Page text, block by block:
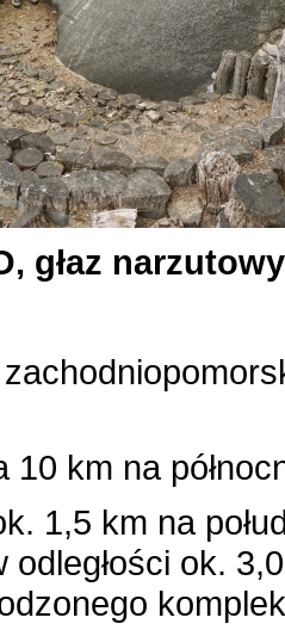
głaz narzutowy
10 km na
1,5 km na
odległości ok.